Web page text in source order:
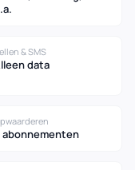
& SMS
data
abonnementen